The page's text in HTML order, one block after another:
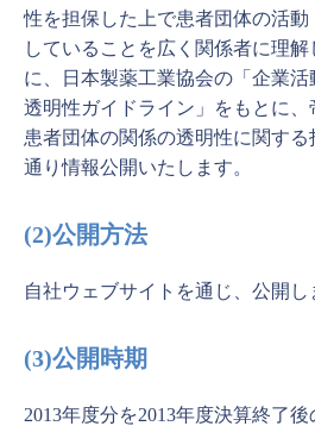
性を担保した上で患者団体の活
していることを広く関係者に理
に、日本製薬工業協会の「企業
透明性ガイドライン」をもとに、
患者団体の関係の透明性に関す
通り情報公開いたします。
(2)公開方法
自社ウェブサイトを通じ、公開し
(3)公開時期
2013年度分を2013年度決算終了